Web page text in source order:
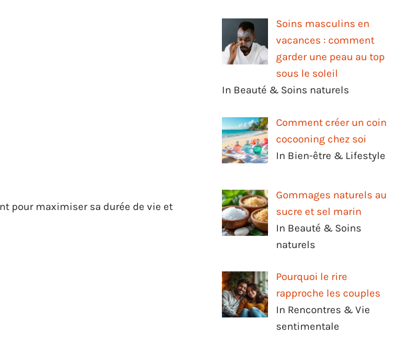
pour maximiser sa durée de vie et
Soins masculins en
vacances : comment
garder une peau au top
sous le soleil
In Beauté & Soins naturels
Comment créer un coin
cocooning chez soi
In Bien-être & Lifestyle
Gommages naturels au
sucre et sel marin
In Beauté & Soins
naturels
Pourquoi le rire
rapproche les couples
In Rencontres & Vie
sentimentale